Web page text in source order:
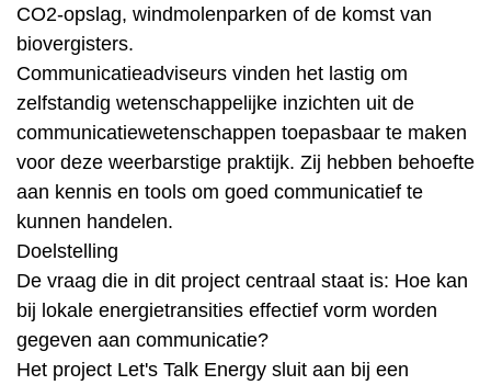
CO2-opslag, windmolenparken of de komst van
biovergisters.
Communicatieadviseurs vinden het lastig om
zelfstandig wetenschappelijke inzichten uit de
communicatiewetenschappen toepasbaar te maken
voor deze weerbarstige praktijk. Zij hebben behoefte
aan kennis en tools om goed communicatief te
kunnen handelen.
Doelstelling
De vraag die in dit project centraal staat is: Hoe kan
bij lokale energietransities effectief vorm worden
gegeven aan communicatie?
Het project Let's Talk Energy sluit aan bij een